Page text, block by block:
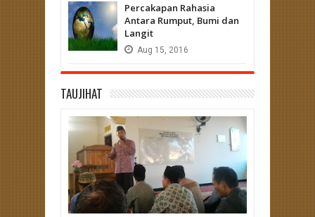
Percakapan Rahasia
Antara Rumput, Bumi dan
Langit
Aug 15, 2016
TAUJIHAT